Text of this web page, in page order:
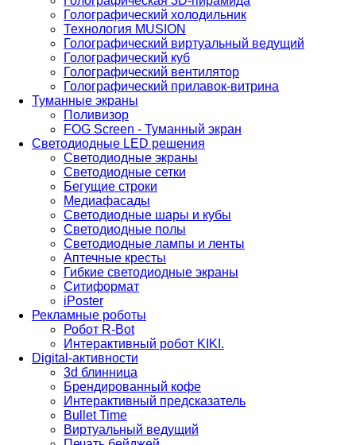
Голографический холодильник
Технология MUSION
Голографический виртуальный ведущий
Голографический куб
Голографический вентилятор
Голографический прилавок-витрина
Туманные экраны
Поливизор
FOG Screen - Туманный экран
Светодиодные LED решения
Светодиодные экраны
Светодиодные сетки
Бегущие строки
Медиафасады
Светодиодные шары и кубы
Светодиодные полы
Светодиодные лампы и ленты
Аптечные кресты
Гибкие светодиодные экраны
Ситиформат
iPoster
Рекламные роботы
Робот R-Bot
Интерактивный робот KIKI.
Digital-активности
3d блинница
Брендированный кофе
Интерактивный предсказатель
Bullet Time
Виртуальный ведущий